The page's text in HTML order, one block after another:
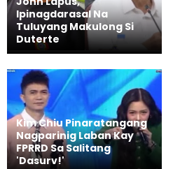
Ipinagdarasal Na
Tuluyang Makulong Si
Duterte
Kim Chiu Pinaratangang
Nagparinig Laban Kay
FPRRD Sa Salitang
'Dasurv!'